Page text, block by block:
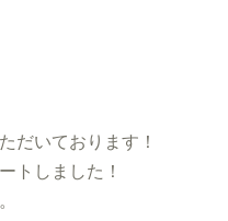
だいております！
トしました！